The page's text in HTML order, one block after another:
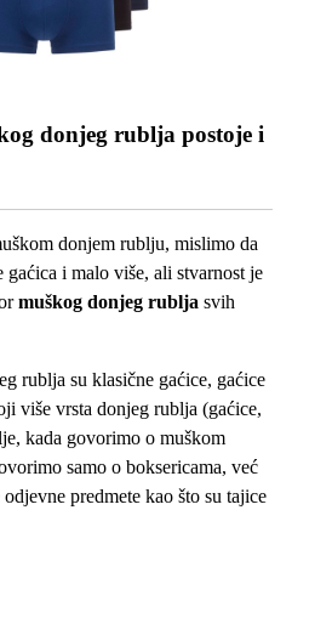
donjeg rublja postoje i
donjem rublju, mislimo da
gaćica i malo više, ali stvarnost je
muškog donjeg rublja svih
rublja su klasične gaćice, gaćice
više vrsta donjeg rublja (gaćice,
kada govorimo o muškom
samo o boksericama, već
predmete kao što su tajice